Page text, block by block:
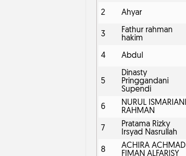
2 Ahyar
3
Fathur rahman
hakim
4 Abdul
5
Dinasty
Pringgandani
Supendi
6
NURUL ISMARIANI
RAHMAN
7
Pratama Rizky
Irsyad Nasrullah
8
ACHIRA ACHMAD
FIMAN ALFARISY